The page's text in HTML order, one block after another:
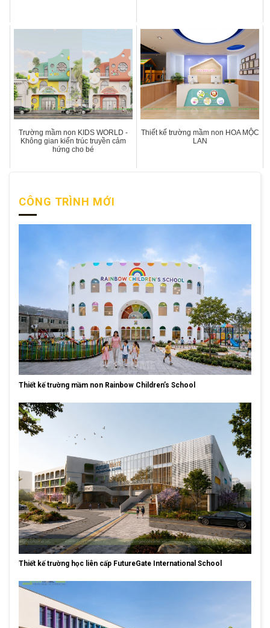
Trường mầm non KIDS WORLD -
Không gian kiến trúc truyền cảm
hứng cho bé
Thiết kế trường mầm non HOA MỘC
LAN
CÔNG TRÌNH MỚI
Thiết kế trường mầm non Rainbow Children’s School
Thiết kế trường học liên cấp FutureGate International School